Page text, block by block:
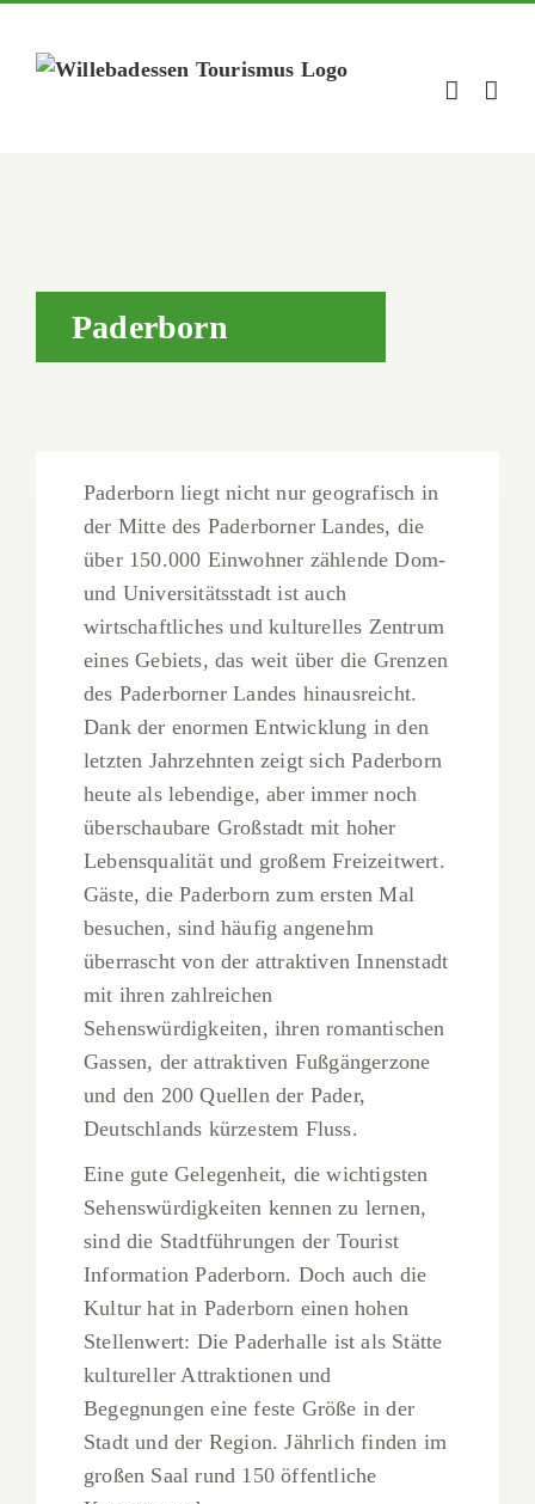
Inhalt
springen
Paderborn
Paderborn liegt nicht nur geografisch in
der Mitte des Paderborner Landes, die
über 150.000 Einwohner zählende Dom-
und Universitätsstadt ist auch
wirtschaftliches und kulturelles Zentrum
eines Gebiets, das weit über die Grenzen
des Paderborner Landes hinausreicht.
Dank der enormen Entwicklung in den
letzten Jahrzehnten zeigt sich Paderborn
heute als lebendige, aber immer noch
überschaubare Großstadt mit hoher
Lebensqualität und großem Freizeitwert.
Gäste, die Paderborn zum ersten Mal
besuchen, sind häufig angenehm
überrascht von der attraktiven Innenstadt
mit ihren zahlreichen
Sehenswürdigkeiten, ihren romantischen
Gassen, der attraktiven Fußgängerzone
und den 200 Quellen der Pader,
Deutschlands kürzestem Fluss.
Eine gute Gelegenheit, die wichtigsten
Sehenswürdigkeiten kennen zu lernen,
sind die Stadtführungen der Tourist
Information Paderborn. Doch auch die
Kultur hat in Paderborn einen hohen
Stellenwert: Die Paderhalle ist als Stätte
kultureller Attraktionen und
Begegnungen eine feste Größe in der
Stadt und der Region. Jährlich finden im
großen Saal rund 150 öffentliche